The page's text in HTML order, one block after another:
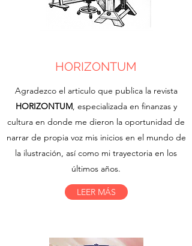
HORIZONTUM
Agradezco el articulo que publica la revista
HORIZONTUM, especializada en finanzas y
cultura en donde me dieron la oportunidad de
narrar de propia voz mis inicios en el mundo de
la ilustración, así como mi trayectoria en los
últimos años.
LEER MÁS